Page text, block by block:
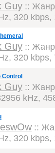
Guy ::
320
Guy ::
320
Guy ::
kHz,
::
320